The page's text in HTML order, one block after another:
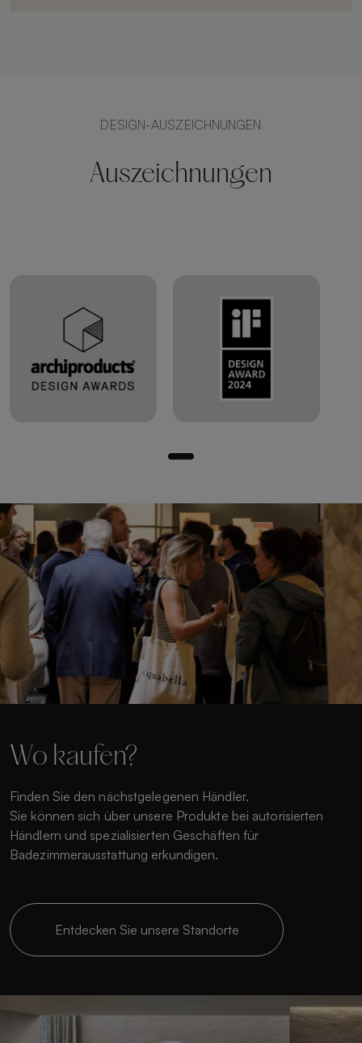
DESIGN-AUSZEICHNUNGEN
Auszeichnungen
Wo kaufen?
Finden Sie den nächstgelegenen Händler.
Sie können sich über unsere Produkte bei autorisierten
Händlern und spezialisierten Geschäften für
Badezimmerausstattung erkundigen.
Entdecken Sie unsere Standorte